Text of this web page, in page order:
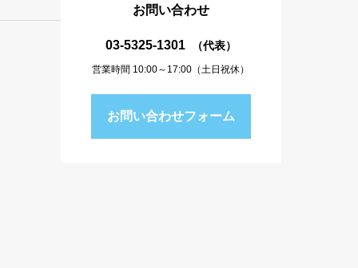
お問い合わせ
03-5325-1301 （代表）
営業時間 10:00～17:00（土日祝休）
お問い合わせフォーム